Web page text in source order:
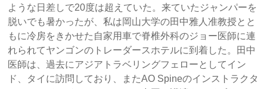
ような日差しで20度は超えていた。来ていたジャンパーを
脱いでも暑かったが、私は岡山大学の田中雅人准教授とと
もに冷房をきかせた自家用車で脊椎外科のジョー医師に連
れられてヤンゴンのトレーダースホテルに到着した。田中
医師は、過去にアジアトラベリングフェローとしてイン
ド、タイに訪問しており、またAO Spineのインストラクタ